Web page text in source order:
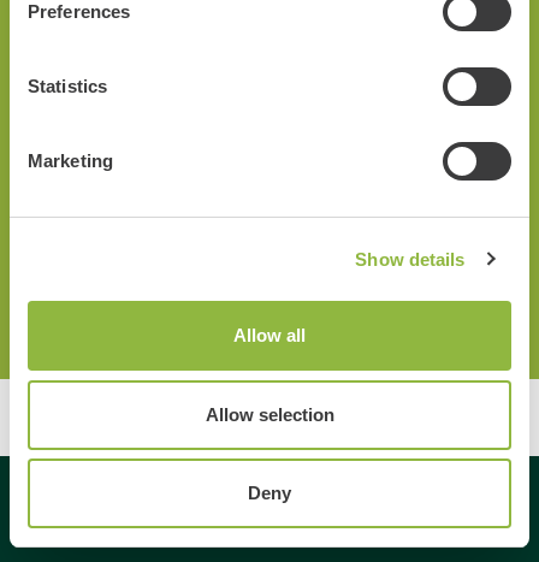
Preferences
Statistics
Marketing
Show details
Allow all
Allow selection
Deny
Kastelenroute
Dit is de perfecte route voor fietsers die veel wil zien
bossen, heide, een indrukwekkende zandver...
Meer over deze route
Gespecialiseerd in